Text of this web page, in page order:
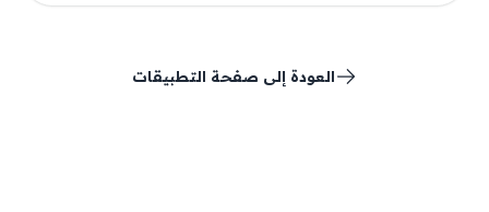
العودة إلى صفحة التطبيقات